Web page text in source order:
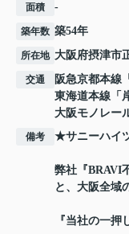
面積 -
築年数 築54年
所在地 大阪府摂津市
交通 阪急京都本線 「
東海道本線 「
大阪モノレー
備考 ★サニーハイ
弊社『BRAVI
と、大阪全域
『当社の一押